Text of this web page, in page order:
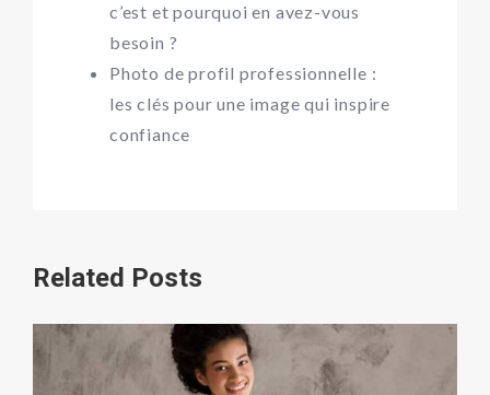
c’est et pourquoi en avez-vous
besoin ?
Photo de profil professionnelle :
les clés pour une image qui inspire
confiance
Related Posts